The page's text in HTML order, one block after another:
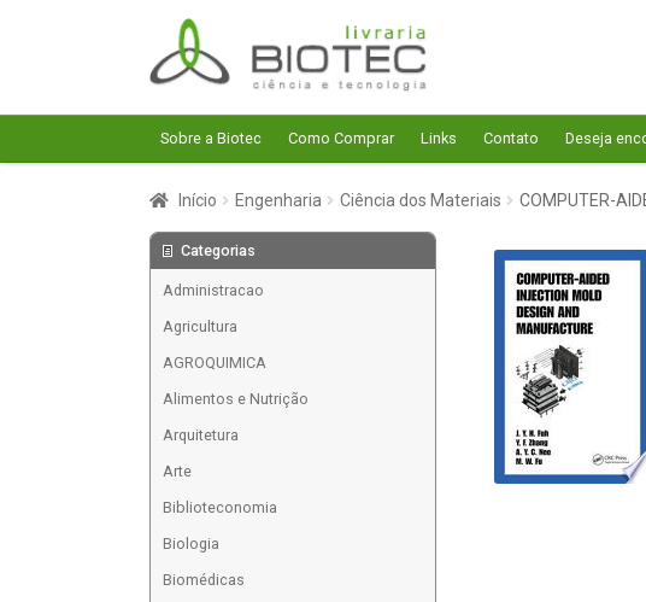
Pular
para
navegação
Pular
para
o
conteúdo
Sobre a Biotec Como Comprar Links Contato Deseja
Início Engenharia Ciência dos Materiais COMPUTER-
Categorias
Administracao
Agricultura
AGROQUIMICA
Alimentos e Nutrição
Arquitetura
Arte
Biblioteconomia
Biologia
Biomédicas